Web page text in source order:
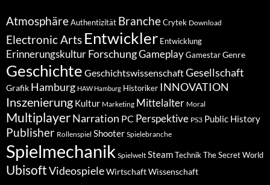
Atmosphäre Authentizität Branche Crytek Download
Electronic Arts Entwickler Entwicklung
Erinnerungskultur ForschungGameplay Gamestar Genre
Geschichte GeschichtswissenschaftGesellschaft
Grafik Hamburg HAW Hamburg Historiker INNOVATION
Inszenierung Kultur Marketing Mittelalter Moral
MultiplayerNarration PC Perspektive PS3 Public History
Publisher Rollenspiel Shooter Spielebranche
Spielmechanik Spielwelt Steam Technik The Secret World
UbisoftVideospieleWirtschaftWissenschaft